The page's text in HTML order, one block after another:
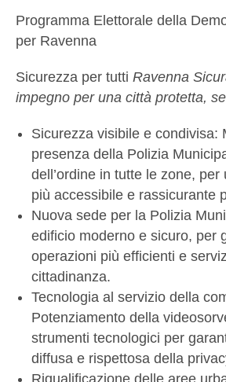
Programma Elettorale della
per Ravenna
Sicurezza per tutti Ravenna
impegno per una città protetta,
Sicurezza visibile e condivisa:
presenza della Polizia
dell’ordine in tutte le zone,
più accessibile e rassicurante
Nuova sede per la Polizia
edificio moderno e sicuro, per
operazioni più efficienti e
cittadinanza.
Tecnologia al servizio della
Potenziamento della
strumenti tecnologici per
diffusa e rispettosa della
Riqualificazione delle aree